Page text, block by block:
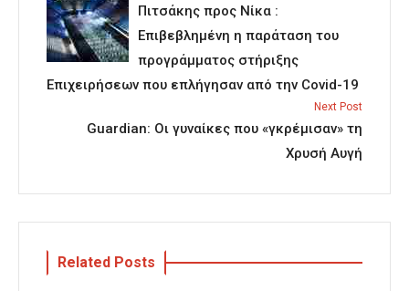
Πιτσάκης προς Νίκα :
Επιβεβλημένη η παράταση του
προγράμματος στήριξης
Επιχειρήσεων που επλήγησαν από την Covid-19
Next Post
Guardian: Οι γυναίκες που «γκρέμισαν» τη
Χρυσή Αυγή
Related Posts